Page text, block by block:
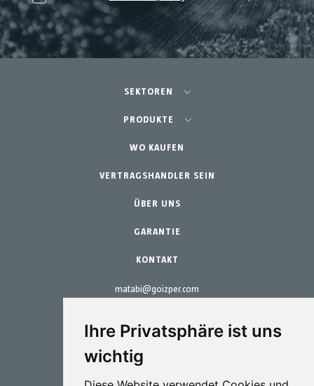
Ihre Privatsphäre ist uns
wichtig
matabi@goizper.com
SEKTOREN
Landwirtschaft - Obst- und Gemüseanbau
Schrebergarten
Professioneller Gartenbau
Gartenbau & Heim
PRODUKTE
Teams
Zubehör
Ersatzteile
Wartungs-Kits
WO KAUFEN
VERTRAGSHANDLER SEIN
ÜBER UNS
GARANTIE
KONTAKT